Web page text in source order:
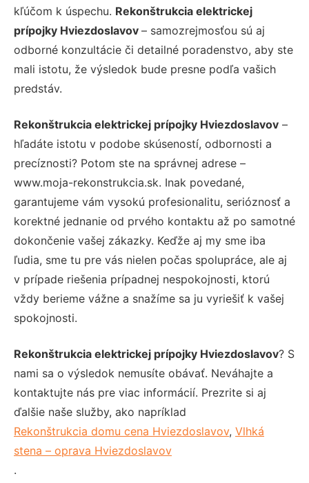
kľúčom k úspechu. Rekonštrukcia elektrickej
prípojky Hviezdoslavov – samozrejmosťou sú aj
odborné konzultácie či detailné poradenstvo, aby ste
mali istotu, že výsledok bude presne podľa vašich
predstáv.
Rekonštrukcia elektrickej prípojky Hviezdoslavov –
hľadáte istotu v podobe skúseností, odbornosti a
precíznosti? Potom ste na správnej adrese –
www.moja-rekonstrukcia.sk. Inak povedané,
garantujeme vám vysokú profesionalitu, serióznosť a
korektné jednanie od prvého kontaktu až po samotné
dokončenie vašej zákazky. Keďže aj my sme iba
ľudia, sme tu pre vás nielen počas spolupráce, ale aj
v prípade riešenia prípadnej nespokojnosti, ktorú
vždy berieme vážne a snažíme sa ju vyriešiť k vašej
spokojnosti.
Rekonštrukcia elektrickej prípojky Hviezdoslavov? S
nami sa o výsledok nemusíte obávať. Neváhajte a
kontaktujte nás pre viac informácií. Prezrite si aj
ďalšie naše služby, ako napríklad
Rekonštrukcia domu cena Hviezdoslavov, Vlhká
stena – oprava Hviezdoslavov
.